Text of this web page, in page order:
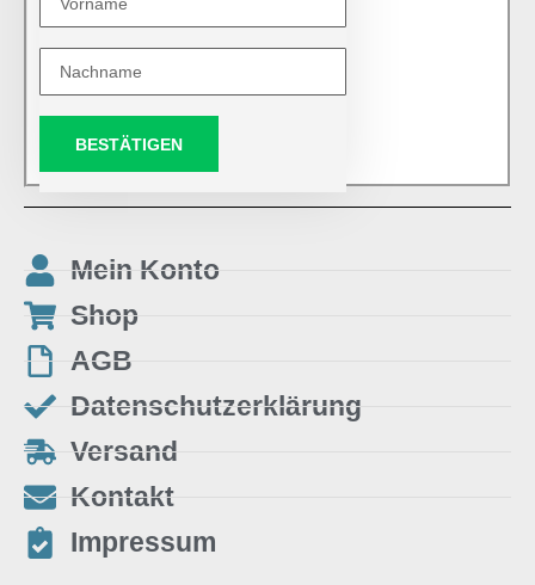
BESTÄTIGEN
Mein Konto
Shop
AGB
Datenschutzerklärung
Versand
Kontakt
Impressum